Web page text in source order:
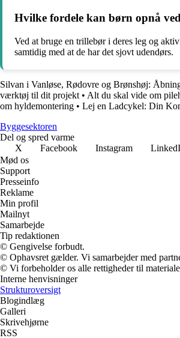
Hvilke fordele kan børn opnå
Ved at bruge en trillebør i deres leg og
samtidig med at de har det sjovt udendørs.
Silvan i Vanløse, Rødovre og Brønshøj:
værktøj til dit projekt • Alt du skal vide om
om hyldemontering • Lej en Ladcykel: Din
Byggesektoren
Del og spred varme
X
Facebook Instagram
Mød os
Support
Presseinfo
Reklame
Min profil
Mailnyt
Samarbejde
Tip redaktionen
© Gengivelse forbudt.
© Ophavsret gælder. Vi samarbejder med
© Vi forbeholder os alle rettigheder til
Interne henvisninger
Strukturoversigt
Blogindlæg
Galleri
Skrivehjørne
RSS